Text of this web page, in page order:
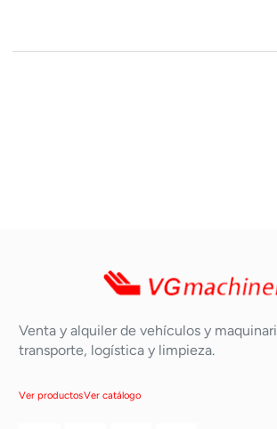
Venta y alquiler de vehículos y
transporte, logística y limpieza.
Ver productosVer catálogo